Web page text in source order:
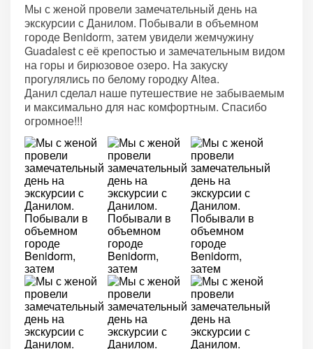
Мы с женой провели замечательный день на
экскурсии с Данилом. Побывали в объемном
городе Benidorm, затем увидели жемчужину
Guadalest с её крепостью и замечательным видом
на горы и бирюзовое озеро. На закуску
прогулялись по белому городку Altea.
Данил сделал наше путешествие не забываемым
и максимально для нас комфортным. Спасибо
огромное!!!